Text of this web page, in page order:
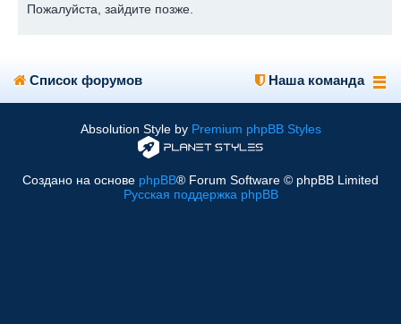
Пожалуйста, зайдите позже.
Список форумов Наша команда
Absolution Style by Premium phpBB Styles
Создано на основе phpBB® Forum Software © phpBB Limited
Русская поддержка phpBB